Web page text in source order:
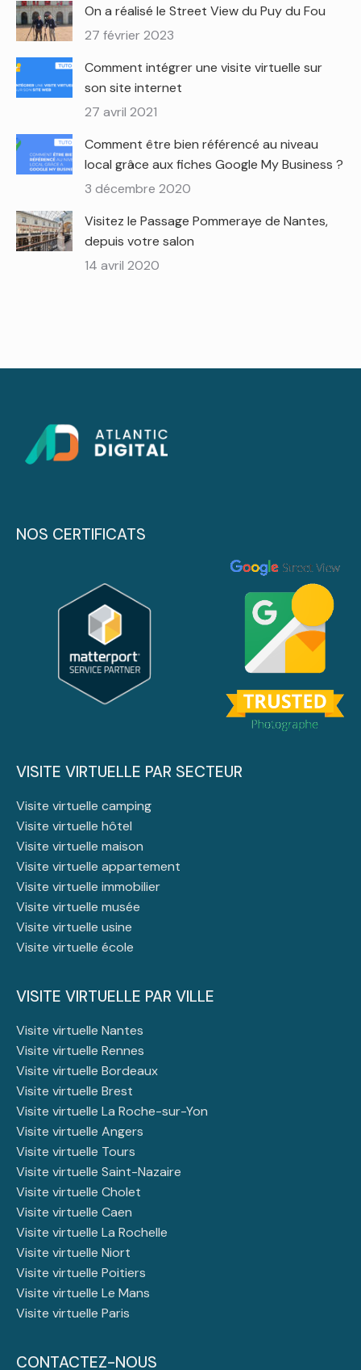
On a réalisé le Street View du Puy du Fou
27 février 2023
Comment intégrer une visite virtuelle sur
son site internet
27 avril 2021
Comment être bien référencé au niveau
local grâce aux fiches Google My Business ?
3 décembre 2020
Visitez le Passage Pommeraye de Nantes,
depuis votre salon
14 avril 2020
NOS CERTIFICATS
VISITE VIRTUELLE PAR SECTEUR
Visite virtuelle camping
Visite virtuelle hôtel
Visite virtuelle maison
Visite virtuelle appartement
Visite virtuelle immobilier
Visite virtuelle musée
Visite virtuelle usine
Visite virtuelle école
VISITE VIRTUELLE PAR VILLE
Visite virtuelle Nantes
Visite virtuelle Rennes
Visite virtuelle Bordeaux
Visite virtuelle Brest
Visite virtuelle La Roche-sur-Yon
Visite virtuelle Angers
Visite virtuelle Tours
Visite virtuelle Saint-Nazaire
Visite virtuelle Cholet
Visite virtuelle Caen
Visite virtuelle La Rochelle
Visite virtuelle Niort
Visite virtuelle Poitiers
Visite virtuelle Le Mans
Visite virtuelle Paris
CONTACTEZ-NOUS